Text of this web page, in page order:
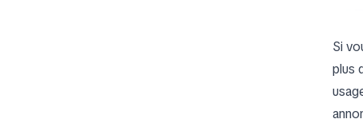
Si
plus